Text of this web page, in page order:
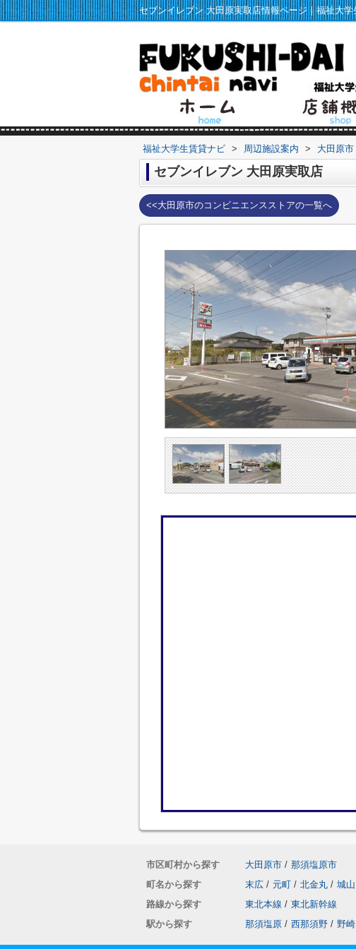
福祉大学生賃貸ナビ > 周辺施設案内 > 大田原市
セブンイレブン 大田原実取店
<<大田原市のコンビニエンスストアの一覧へ
市区町村から探す 大田原市 / 那須塩原市
町名から探す
末広 / 元町 / 北金丸 / 城山
路線から探す
東北本線 / 東北新幹線
駅から探す
那須塩原 / 西那須野 / 野崎